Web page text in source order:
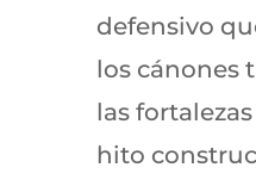
defensivo
los cánones
las
hito